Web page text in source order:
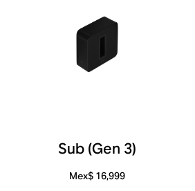
Sub (Gen 3)
Mex$ 16,999